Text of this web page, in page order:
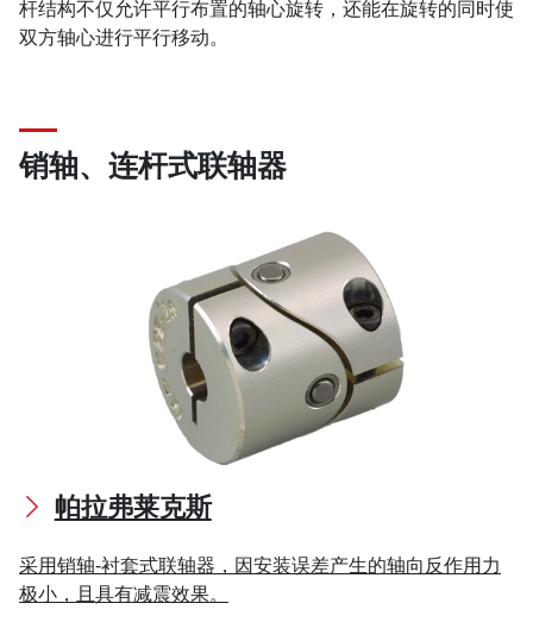
杆结构不仅允许平行布置的轴心旋转，还能在旋转的同时使
双方轴心进行平行移动。
销轴、连杆式联轴器
帕拉弗莱克斯
采用销轴-衬套式联轴器，因安装误差产生的轴向反作用力
极小，且具有减震效果。